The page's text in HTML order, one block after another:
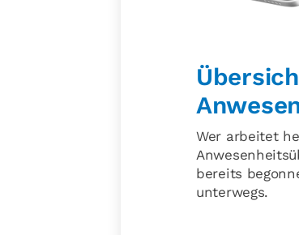
Wer arbeitet
bereits
unterwegs.